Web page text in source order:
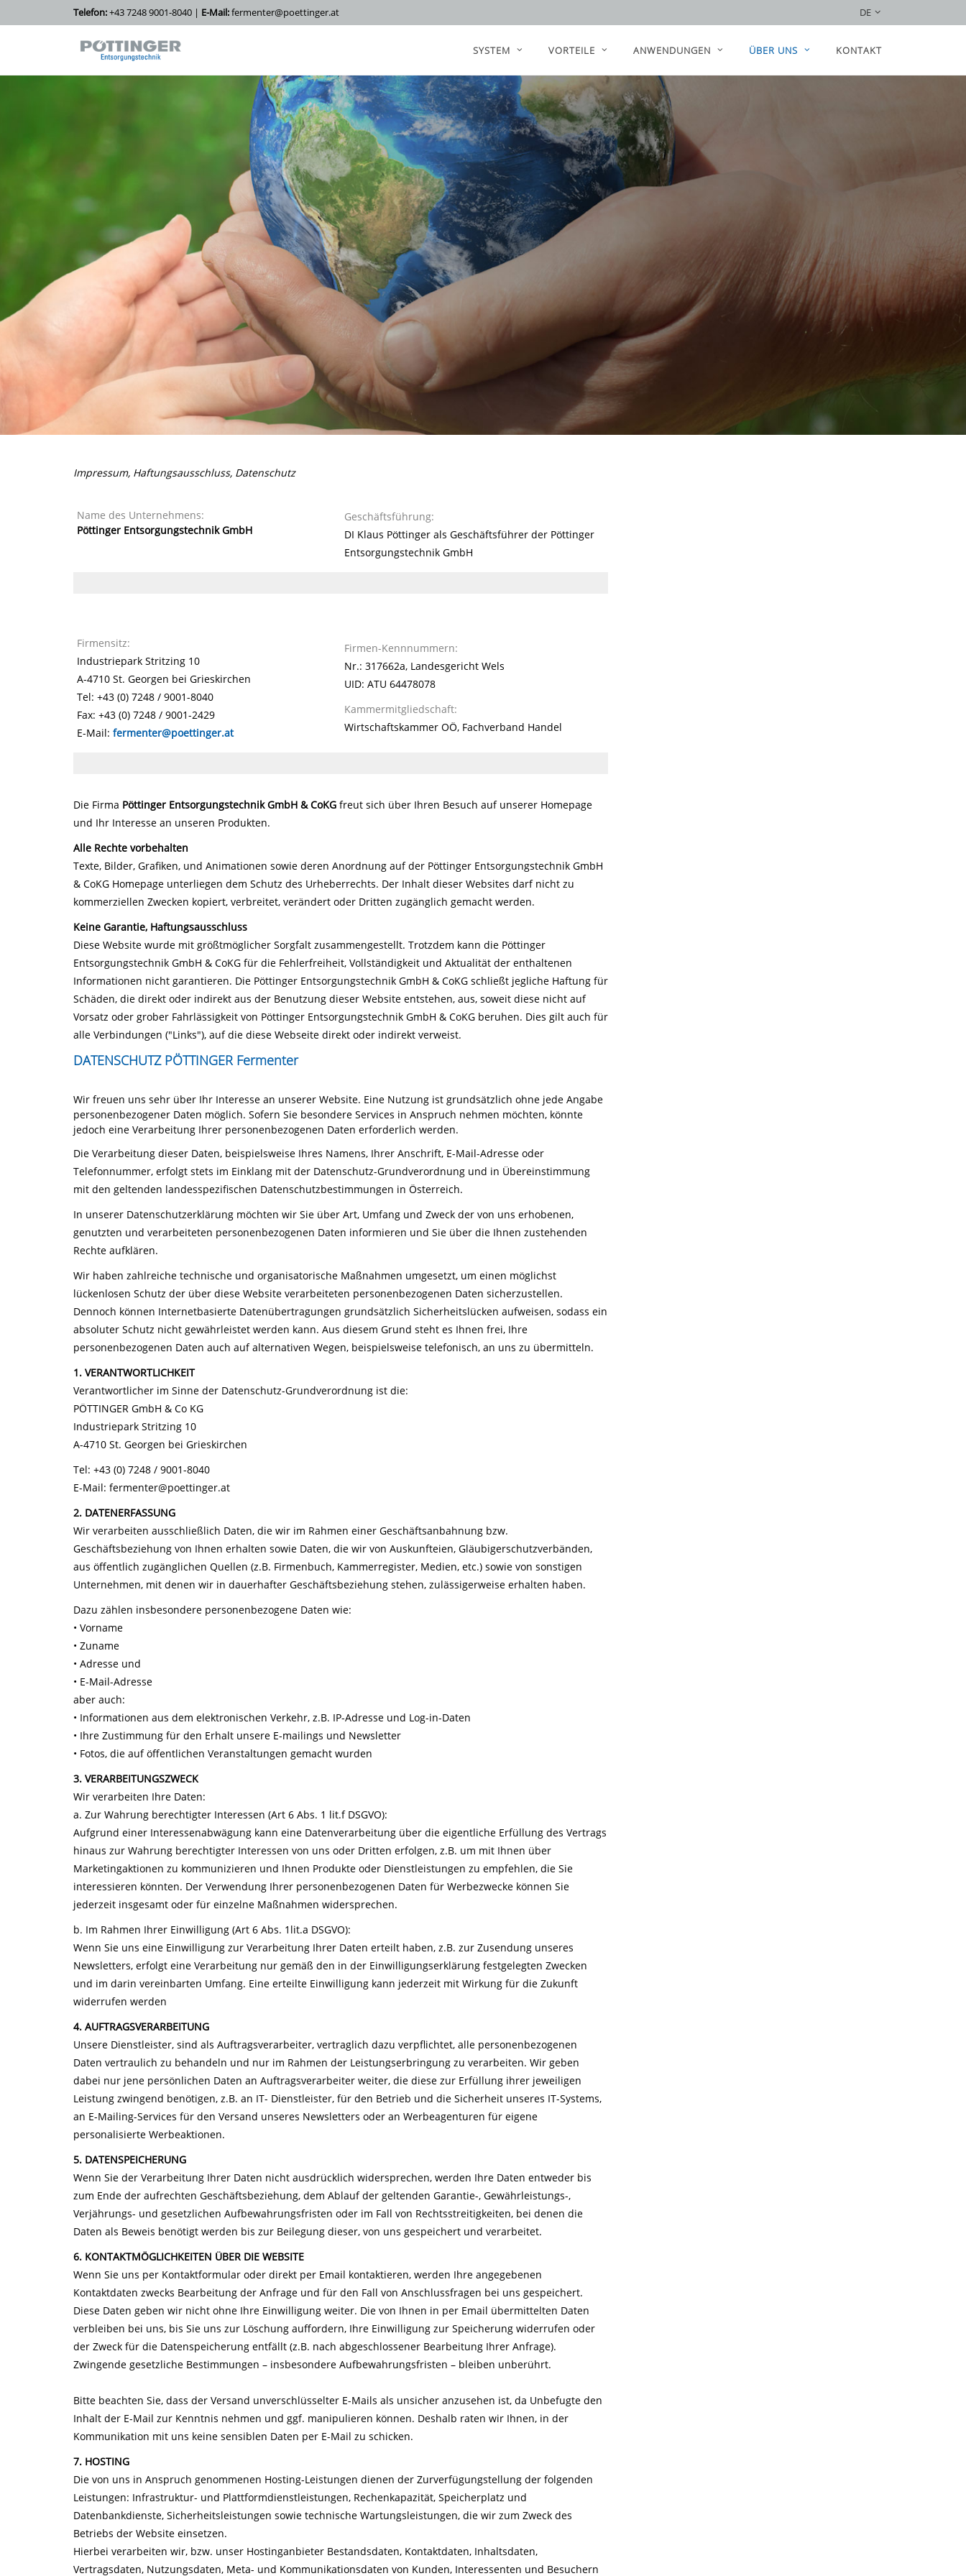
Telefon:+43 7248 9001-8040 | E-Mail:fermenter@poettinger.at DE
SYSTEM VORTEILE ANWENDUNGEN ÜBER UNS KONTAKT
Impressum, Haftungsausschluss, Datenschutz
Name des Unternehmens:
Pöttinger Entsorgungstechnik GmbH
Geschäftsführung:
DI Klaus Pöttinger als Geschäftsführer der Pöttinger
Entsorgungstechnik GmbH
Firmensitz:
Industriepark Stritzing 10
A-4710 St. Georgen bei Grieskirchen
Tel: +43 (0) 7248 / 9001-8040
Fax: +43 (0) 7248 / 9001-2429
E-Mail: fermenter@poettinger.at
Firmen-Kennnummern:
Nr.: 317662a, Landesgericht Wels
UID: ATU 64478078
Kammermitgliedschaft:
Wirtschaftskammer OÖ, Fachverband Handel
Die Firma Pöttinger Entsorgungstechnik GmbH & CoKG freut sich über Ihren Besuch auf unserer Homepage
und Ihr Interesse an unseren Produkten.
Alle Rechte vorbehalten
Texte, Bilder, Grafiken, und Animationen sowie deren Anordnung auf der Pöttinger Entsorgungstechnik GmbH
& CoKG Homepage unterliegen dem Schutz des Urheberrechts. Der Inhalt dieser Websites darf nicht zu
kommerziellen Zwecken kopiert, verbreitet, verändert oder Dritten zugänglich gemacht werden.
Keine Garantie, Haftungsausschluss
Diese Website wurde mit größtmöglicher Sorgfalt zusammengestellt. Trotzdem kann die Pöttinger
Entsorgungstechnik GmbH & CoKG für die Fehlerfreiheit, Vollständigkeit und Aktualität der enthaltenen
Informationen nicht garantieren. Die Pöttinger Entsorgungstechnik GmbH & CoKG schließt jegliche Haftung für
Schäden, die direkt oder indirekt aus der Benutzung dieser Website entstehen, aus, soweit diese nicht auf
Vorsatz oder grober Fahrlässigkeit von Pöttinger Entsorgungstechnik GmbH & CoKG beruhen. Dies gilt auch für
alle Verbindungen ("Links"), auf die diese Webseite direkt oder indirekt verweist.
DATENSCHUTZ PÖTTINGER Fermenter
Wir freuen uns sehr über Ihr Interesse an unserer Website. Eine Nutzung ist grundsätzlich ohne jede Angabe
personenbezogener Daten möglich. Sofern Sie besondere Services in Anspruch nehmen möchten, könnte
jedoch eine Verarbeitung Ihrer personenbezogenen Daten erforderlich werden.
Die Verarbeitung dieser Daten, beispielsweise Ihres Namens, Ihrer Anschrift, E-Mail-Adresse oder
Telefonnummer, erfolgt stets im Einklang mit der Datenschutz-Grundverordnung und in Übereinstimmung
mit den geltenden landesspezifischen Datenschutzbestimmungen in Österreich.
In unserer Datenschutzerklärung möchten wir Sie über Art, Umfang und Zweck der von uns erhobenen,
genutzten und verarbeiteten personenbezogenen Daten informieren und Sie über die Ihnen zustehenden
Rechte aufklären.
Wir haben zahlreiche technische und organisatorische Maßnahmen umgesetzt, um einen möglichst
lückenlosen Schutz der über diese Website verarbeiteten personenbezogenen Daten sicherzustellen.
Dennoch können Internetbasierte Datenübertragungen grundsätzlich Sicherheitslücken aufweisen, sodass ein
absoluter Schutz nicht gewährleistet werden kann. Aus diesem Grund steht es Ihnen frei, Ihre
personenbezogenen Daten auch auf alternativen Wegen, beispielsweise telefonisch, an uns zu übermitteln.
1. VERANTWORTLICHKEIT
Verantwortlicher im Sinne der Datenschutz-Grundverordnung ist die:
PÖTTINGER GmbH & Co KG
Industriepark Stritzing 10
A-4710 St. Georgen bei Grieskirchen
Tel: +43 (0) 7248 / 9001-8040
E-Mail: fermenter@poettinger.at
2. DATENERFASSUNG
Wir verarbeiten ausschließlich Daten, die wir im Rahmen einer Geschäftsanbahnung bzw.
Geschäftsbeziehung von Ihnen erhalten sowie Daten, die wir von Auskunfteien, Gläubigerschutzverbänden,
aus öffentlich zugänglichen Quellen (z.B. Firmenbuch, Kammerregister, Medien, etc.) sowie von sonstigen
Unternehmen, mit denen wir in dauerhafter Geschäftsbeziehung stehen, zulässigerweise erhalten haben.
Dazu zählen insbesondere personenbezogene Daten wie:
• Vorname
• Zuname
• Adresse und
• E-Mail-Adresse
aber auch:
• Informationen aus dem elektronischen Verkehr, z.B. IP-Adresse und Log-in-Daten
• Ihre Zustimmung für den Erhalt unsere E-mailings und Newsletter
• Fotos, die auf öffentlichen Veranstaltungen gemacht wurden
3. VERARBEITUNGSZWECK
Wir verarbeiten Ihre Daten:
a. Zur Wahrung berechtigter Interessen (Art 6 Abs. 1 lit.f DSGVO):
Aufgrund einer Interessenabwägung kann eine Datenverarbeitung über die eigentliche Erfüllung des Vertrags
hinaus zur Wahrung berechtigter Interessen von uns oder Dritten erfolgen, z.B. um mit Ihnen über
Marketingaktionen zu kommunizieren und Ihnen Produkte oder Dienstleistungen zu empfehlen, die Sie
interessieren könnten. Der Verwendung Ihrer personenbezogenen Daten für Werbezwecke können Sie
jederzeit insgesamt oder für einzelne Maßnahmen widersprechen.
b. Im Rahmen Ihrer Einwilligung (Art 6 Abs. 1lit.a DSGVO):
Wenn Sie uns eine Einwilligung zur Verarbeitung Ihrer Daten erteilt haben, z.B. zur Zusendung unseres
Newsletters, erfolgt eine Verarbeitung nur gemäß den in der Einwilligungserklärung festgelegten Zwecken
und im darin vereinbarten Umfang. Eine erteilte Einwilligung kann jederzeit mit Wirkung für die Zukunft
widerrufen werden
4. AUFTRAGSVERARBEITUNG
Unsere Dienstleister, sind als Auftragsverarbeiter, vertraglich dazu verpflichtet, alle personenbezogenen
Daten vertraulich zu behandeln und nur im Rahmen der Leistungserbringung zu verarbeiten. Wir geben
dabei nur jene persönlichen Daten an Auftragsverarbeiter weiter, die diese zur Erfüllung ihrer jeweiligen
Leistung zwingend benötigen, z.B. an IT- Dienstleister, für den Betrieb und die Sicherheit unseres IT-Systems,
an E-Mailing-Services für den Versand unseres Newsletters oder an Werbeagenturen für eigene
personalisierte Werbeaktionen.
5. DATENSPEICHERUNG
Wenn Sie der Verarbeitung Ihrer Daten nicht ausdrücklich widersprechen, werden Ihre Daten entweder bis
zum Ende der aufrechten Geschäftsbeziehung, dem Ablauf der geltenden Garantie-, Gewährleistungs-,
Verjährungs- und gesetzlichen Aufbewahrungsfristen oder im Fall von Rechtsstreitigkeiten, bei denen die
Daten als Beweis benötigt werden bis zur Beilegung dieser, von uns gespeichert und verarbeitet.
6. KONTAKTMÖGLICHKEITEN ÜBER DIE WEBSITE
Wenn Sie uns per Kontaktformular oder direkt per Email kontaktieren, werden Ihre angegebenen
Kontaktdaten zwecks Bearbeitung der Anfrage und für den Fall von Anschlussfragen bei uns gespeichert.
Diese Daten geben wir nicht ohne Ihre Einwilligung weiter. Die von Ihnen in per Email übermittelten Daten
verbleiben bei uns, bis Sie uns zur Löschung auffordern, Ihre Einwilligung zur Speicherung widerrufen oder
der Zweck für die Datenspeicherung entfällt (z.B. nach abgeschlossener Bearbeitung Ihrer Anfrage).
Zwingende gesetzliche Bestimmungen – insbesondere Aufbewahrungsfristen – bleiben unberührt.
Bitte beachten Sie, dass der Versand unverschlüsselter E-Mails als unsicher anzusehen ist, da Unbefugte den
Inhalt der E-Mail zur Kenntnis nehmen und ggf. manipulieren können. Deshalb raten wir Ihnen, in der
Kommunikation mit uns keine sensiblen Daten per E-Mail zu schicken.
7. HOSTING
Die von uns in Anspruch genommenen Hosting-Leistungen dienen der Zurverfügungstellung der folgenden
Leistungen: Infrastruktur- und Plattformdienstleistungen, Rechenkapazität, Speicherplatz und
Datenbankdienste, Sicherheitsleistungen sowie technische Wartungsleistungen, die wir zum Zweck des
Betriebs der Website einsetzen.
Hierbei verarbeiten wir, bzw. unser Hostinganbieter Bestandsdaten, Kontaktdaten, Inhaltsdaten,
Vertragsdaten, Nutzungsdaten, Meta- und Kommunikationsdaten von Kunden, Interessenten und Besuchern